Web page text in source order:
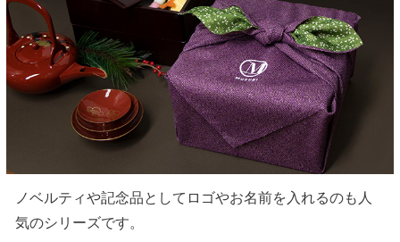
ノベルティや記念品としてロゴやお名前を入れるのも人
気のシリーズです。